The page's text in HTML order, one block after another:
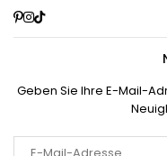
Pinterest
Instagram
TikTok
Geben Sie Ihre E-Mail-